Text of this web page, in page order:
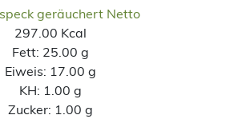
geräuchert Netto
297.00 Kcal
Fett: 25.00 g
Eiweis: 17.00 g
KH: 1.00 g
Zucker: 1.00 g